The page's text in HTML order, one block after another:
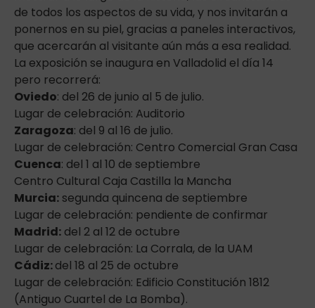
de todos los aspectos de su vida, y nos invitarán a
ponernos en su piel, gracias a paneles interactivos,
que acercarán al visitante aún más a esa realidad.
La exposición se inaugura en Valladolid el día 14
pero recorrerá:
Oviedo: del 26 de junio al 5 de julio.
Lugar de celebración: Auditorio
Zaragoza: del 9 al 16 de julio.
Lugar de celebración: Centro Comercial Gran Casa
Cuenca: del 1 al 10 de septiembre
Centro Cultural Caja Castilla la Mancha
Murcia: segunda quincena de septiembre
Lugar de celebración: pendiente de confirmar
Madrid: del 2 al 12 de octubre
Lugar de celebración: La Corrala, de la UAM
Cádiz:del 18 al 25 de octubre
Lugar de celebración: Edificio Constitución 1812
(Antiguo Cuartel de La Bomba).